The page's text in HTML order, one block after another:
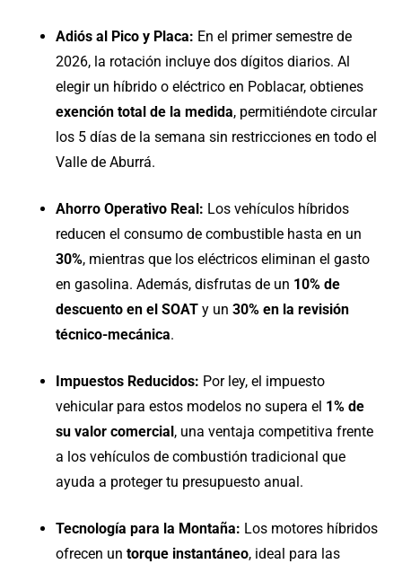
Adiós al Pico y Placa: En el primer semestre de
2026, la rotación incluye dos dígitos diarios. Al
elegir un híbrido o eléctrico en Poblacar, obtienes
exención total de la medida, permitiéndote circular
los 5 días de la semana sin restricciones en todo el
Valle de Aburrá.
Ahorro Operativo Real: Los vehículos híbridos
reducen el consumo de combustible hasta en un
30%, mientras que los eléctricos eliminan el gasto
en gasolina. Además, disfrutas de un 10% de
descuento en el SOAT y un 30% en la revisión
técnico-mecánica.
Impuestos Reducidos: Por ley, el impuesto
vehicular para estos modelos no supera el 1% de
su valor comercial , una ventaja competitiva frente
a los vehículos de combustión tradicional que
ayuda a proteger tu presupuesto anual.
Tecnología para la Montaña: Los motores híbridos
ofrecen un torque instantáneo, ideal para las